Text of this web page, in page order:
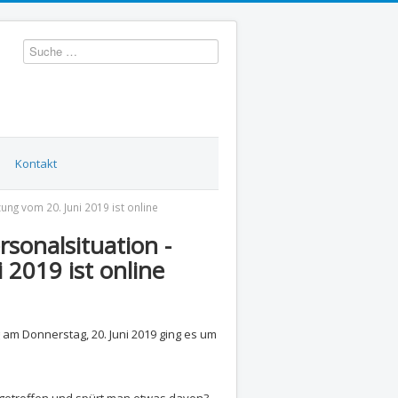
Suchen
Kontakt
vom 20. Juni 2019 ist online
-
2019 ist online
Donnerstag, 20. Juni 2019 ging es um